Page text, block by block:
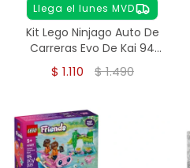
Llega el lunes MVD
Kit Lego Ninjago Auto De
Carreras Evo De Kai 94
Pcs
$ 1.110 $1.490